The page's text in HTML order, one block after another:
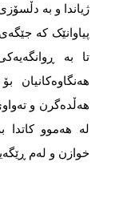
ژیاندا و بە
پیاوانێک کە
تا بە
هەنگاوەکانیان
هەڵدەگرن و
لە هەموو کاتدا
خوازن و لەم